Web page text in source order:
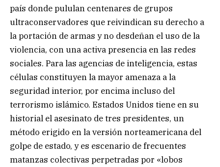
país donde pululan centenares de grupos
ultraconservadores que reivindican su derecho a
la portación de armas y no desdeñan el uso de la
violencia, con una activa presencia en las redes
sociales. Para las agencias de inteligencia, estas
células constituyen la mayor amenaza a la
seguridad interior, por encima incluso del
terrorismo islámico. Estados Unidos tiene en su
historial el asesinato de tres presidentes, un
método erigido en la versión norteamericana del
golpe de estado, y es escenario de frecuentes
matanzas colectivas perpetradas por «lobos